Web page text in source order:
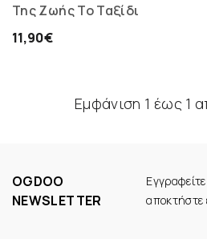
Της Ζωής Το Ταξίδι
11,90€
Εμφάνιση 1 έως 1
OGDOO
NEWSLETTER
αποκτήστε